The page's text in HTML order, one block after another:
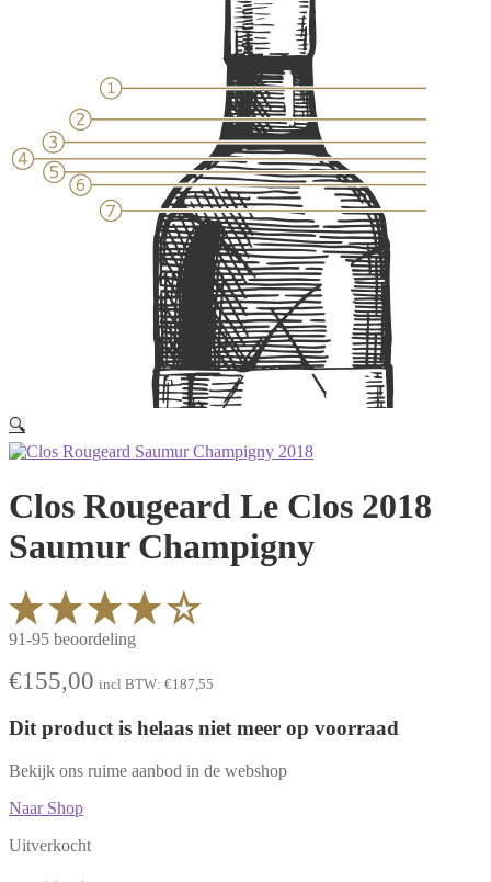
🔍
Clos Rougeard Le Clos 2018
Saumur Champigny
91-95 beoordeling
€155,00 incl BTW: €187,55
Dit product is helaas niet meer op voorraad
Bekijk ons ruime aanbod in de webshop
Naar Shop
Uitverkocht